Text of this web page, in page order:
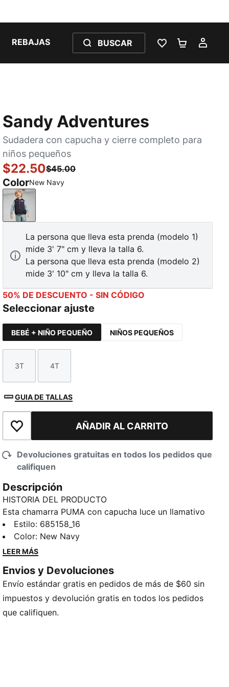
REBAJAS BUSCAR
LISTA DE
Sandy Adventures
Sudadera con capucha y cierre completo para
niños pequeños
$22.50$45.00
ColorNew Navy
New Navy
La persona que lleva esta prenda (modelo 1)
mide 3' 7" cm y lleva la talla 6.
La persona que lleva esta prenda (modelo 2)
mide 3' 10" cm y lleva la talla 6.
50% DE DESCUENTO - SIN CÓDIGO
Seleccionar ajuste
BEBÉ + NIÑO PEQUEÑO NIÑOS PEQUEÑOS
Talla
3T
Talla
4T
GUIA DE TALLAS
Añadir a la lista de deseosAÑADIR AL CARRITO
Devoluciones gratuitas en todos los pedidos que
califiquen
Descripción
HISTORIA DEL PRODUCTO
Esta chamarra PUMA con capucha luce un llamativo
logo en el pecho y es perfecta para los niños y niñas
amantes de la comodidad y el estilo. El diseño con
cierre y tejido rib en la cintura y puños les ofrecen un
CARACTERÍSTICAS Y BENEFICIOS
Producto fabricado con al menos un 20% de algodón
reciclado
DETALLES
Estilo: 685158_16
Color: New Navy
LEER MÁS
Envios y Devoluciones
Envío estándar gratis en pedidos de más de $60 sin
impuestos y devolución gratis en todos los pedidos
que califiquen.